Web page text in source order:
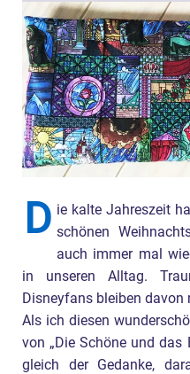
D ie kalte Jahreszeit
schönen
auch immer mal
in unseren Alltag.
Disneyfans bleiben
Als ich diesen
von „Die Schöne und das
gleich der Gedanke,